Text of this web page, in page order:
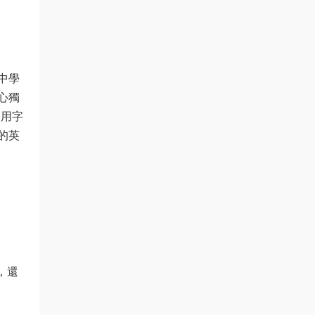
學
獨
字
英
還